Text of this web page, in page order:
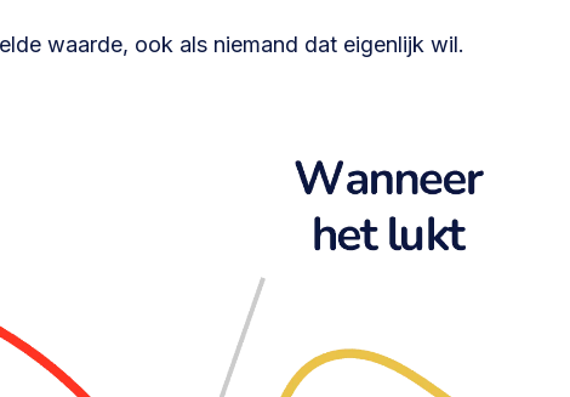
waarde, ook als niemand dat eigenlijk wil.